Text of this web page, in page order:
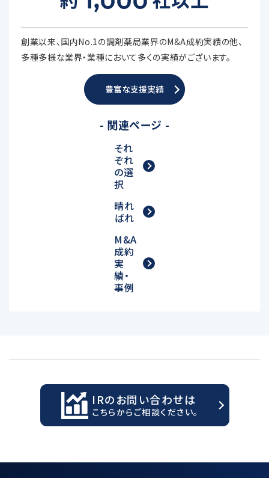
創業以来、国内No.1の調剤薬局業界のM&A成約実績の他、
多種多様な業界・業種において多くの実績がございます。
豊富な支援実績
- 関連ページ -
それ
ぞれ
の選
択
晴れ
ばれ
M&A
成約
実
績・
事例
IRのお問い合わせは
こちらからご相談ください。